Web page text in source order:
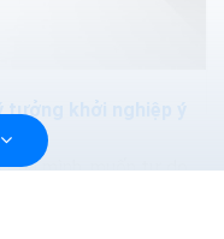
tưởng khởi nghiệp ý
của mình, muốn tự do